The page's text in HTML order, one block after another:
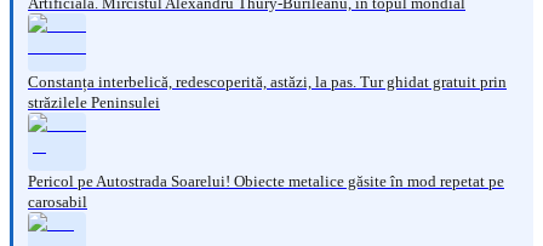
Constanța interbelică, redescoperită, astăzi, la pas. Tur ghidat gratuit prin
străzilele Peninsulei
Pericol pe Autostrada Soarelui! Obiecte metalice găsite în mod repetat pe
carosabil